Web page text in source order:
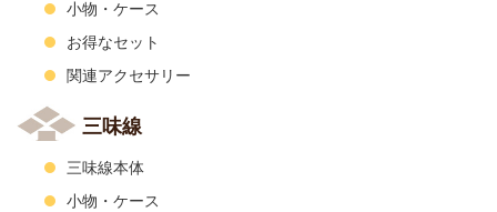
小物・ケース
お得なセット
関連アクセサリー
三味線
三味線本体
小物・ケース